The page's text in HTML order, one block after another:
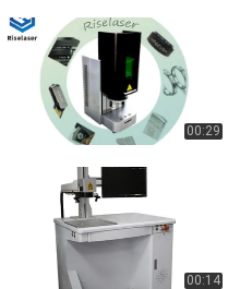
00:29
00:14